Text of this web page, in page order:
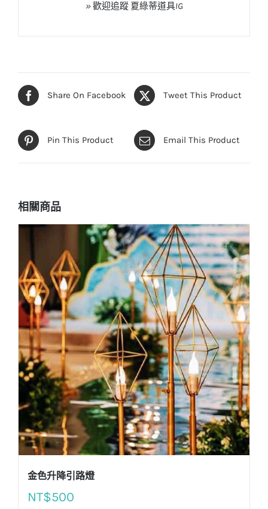
»歡迎追蹤 夏綠蒂道具IG
Share On Facebook Tweet This Product
Pin This Product Email This Product
相關商品
金色升降引路燈
NT$500